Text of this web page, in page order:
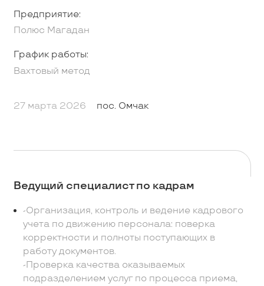
Предприятие:
Полюс Магадан
График работы:
Вахтовый метод
27 марта 2026 пос. Омчак
Ведущий специалист по кадрам
-Организация, контроль и ведение кадрового
учета по движению персонала: поверка
корректности и полноты поступающих в
работу документов.
-Проверка качества оказываемых
подразделением услуг по процесса приема,